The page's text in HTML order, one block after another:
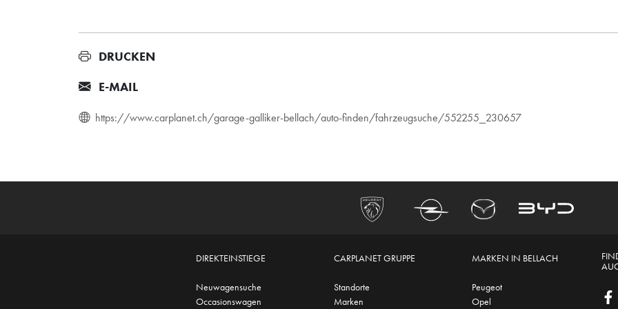
DRUCKEN
E-MAIL
https://www.carplanet.ch/garage-galliker-bellach/auto-finden/fahrzeugsuche/552255_230657
DIREKTEINSTIEGE
Neuwagensuche
Occasionswagen
CARPLANET GRUPPE
Standorte
Marken
MARKEN IN BELLACH
Peugeot
Opel